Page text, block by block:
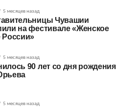
5 месяцев назад
Чувашии
на фестивале «Женское
России»
5 месяцев назад
90 лет со дня рождения
5 месяцев назад